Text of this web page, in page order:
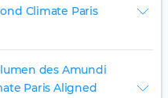
Climate Paris
des Amundi
Paris Aligned